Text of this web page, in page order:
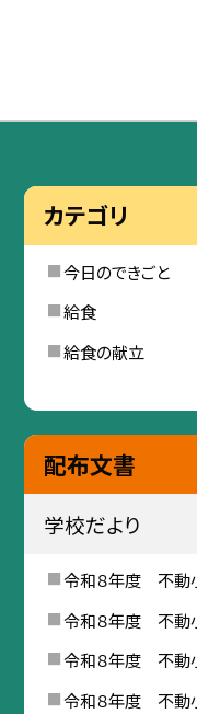
カテゴリ
今日のできごと
給食
給食の献立
配布文書
学校だより
令和８年度 不動
令和８年度 不動
令和８年度 不動
令和８年度 不動